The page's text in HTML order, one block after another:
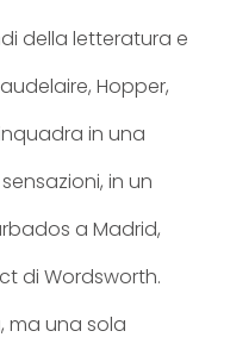
della letteratura e
Hopper,
in una
in un
a Madrid,
di Wordsworth.
ma una sola